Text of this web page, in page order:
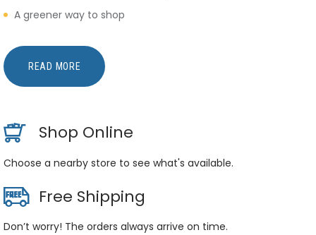
A greener way to shop
READ MORE
Shop Online
Choose a nearby store to see what's available.
Free Shipping
Don’t worry! The orders always arrive on time.